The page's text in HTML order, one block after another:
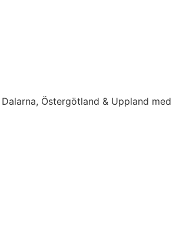
Östergötland & Uppland med